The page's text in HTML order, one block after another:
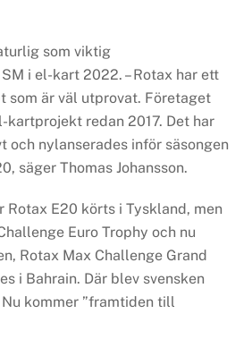
som viktig
i el-kart 2022. – Rotax har ett
som är väl utprovat. Företaget
kartprojekt redan 2017. Det har
och nylanserades inför säsongen
säger Thomas Johansson.
Rotax E20 körts i Tyskland, men
Euro Trophy och nu
Rotax Max Challenge Grand
i Bahrain. Där blev svensken
kommer ”framtiden till